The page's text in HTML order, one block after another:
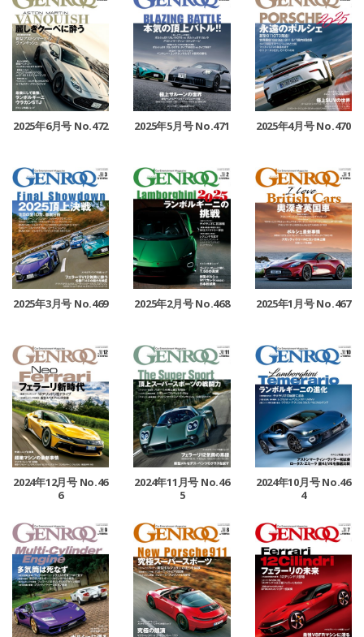
2025年6月号 No.472 2025年5月号 No.471 2025年4月号 No.470
2025年3月号 No.469 2025年2月号 No.468 2025年1月号 No.467
2024年12月号 No.46
6
2024年11月号 No.46
5
2024年10月号 No.46
4